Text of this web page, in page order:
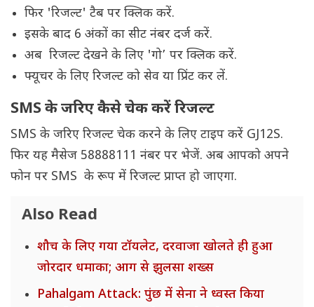
फिर 'रिजल्ट' टैब पर क्लिक करें.
इसके बाद 6 अंकों का सीट नंबर दर्ज करें.
अब रिजल्ट देखने के लिए 'गो’ पर क्लिक करें.
फ्यूचर के लिए रिजल्ट को सेव या प्रिंट कर लें.
SMS के जरिए कैसे चेक करें रिजल्ट
SMS के जरिए रिजल्ट चेक करने के लिए टाइप करें GJ12S.
फिर यह मैसेज 58888111 नंबर पर भेजें. अब आपको अपने
फोन पर SMS के रूप में रिजल्ट प्राप्त हो जाएगा.
Also Read
शौच के लिए गया टॉयलेट, दरवाजा खोलते ही हुआ
जोरदार धमाका; आग से झुलसा शख्स
Pahalgam Attack: पुंछ में सेना ने ध्वस्त किया